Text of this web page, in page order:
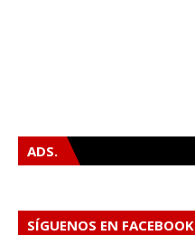
ADS.
SÍGUENOS EN FACEBOOK